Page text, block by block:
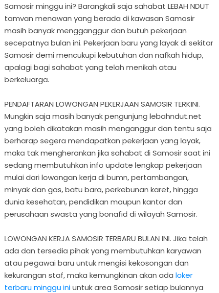
Samosir minggu ini? Barangkali saja sahabat LEBAH NDUT
tamvan menawan yang berada di kawasan Samosir
masih banyak mengganggur dan butuh pekerjaan
secepatnya bulan ini. Pekerjaan baru yang layak di sekitar
Samosir demi mencukupi kebutuhan dan nafkah hidup,
apalagi bagi sahabat yang telah menikah atau
berkeluarga.
PENDAFTARAN LOWONGAN PEKERJAAN SAMOSIR TERKINI.
Mungkin saja masih banyak pengunjung lebahndut.net
yang boleh dikatakan masih menganggur dan tentu saja
berharap segera mendapatkan pekerjaan yang layak,
maka tak mengherankan jika sahabat di Samosir saat ini
sedang membutuhkan info update lengkap pekerjaan
mulai dari lowongan kerja di bumn, pertambangan,
minyak dan gas, batu bara, perkebunan karet, hingga
dunia kesehatan, pendidikan maupun kantor dan
perusahaan swasta yang bonafid di wilayah Samosir.
LOWONGAN KERJA SAMOSIR TERBARU BULAN INI. Jika telah
ada dan tersedia pihak yang membutuhkan karyawan
atau pegawai baru untuk mengisi kekosongan dan
kekurangan staf, maka kemungkinan akan ada loker
terbaru minggu iniuntuk area Samosir setiap bulannya